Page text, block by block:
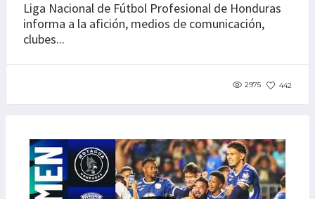
Liga Nacional de Fútbol Profesional de Honduras
informa a la afición, medios de comunicación,
clubes...
2975 442